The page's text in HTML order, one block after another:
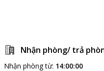
Nhận phòng/ trả
Nhận phòng từ: 14:00:00